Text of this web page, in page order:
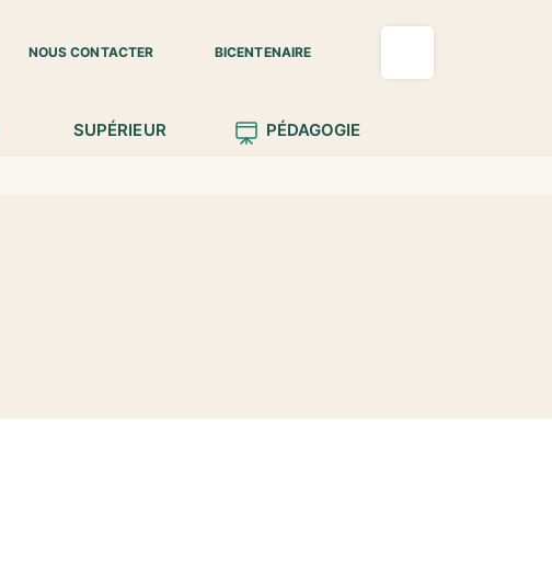
NOUS CONTACTER BICENTENAIRE
SUPÉRIEUR PÉDAGOGIE